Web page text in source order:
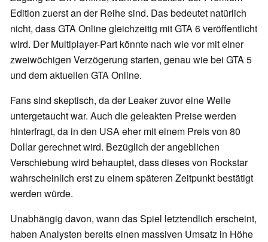
Edition zuerst an der Reihe sind. Das bedeutet natürlich
nicht, dass GTA Online gleichzeitig mit GTA 6 veröffentlicht
wird. Der Multiplayer-Part könnte nach wie vor mit einer
zweiwöchigen Verzögerung starten, genau wie bei GTA 5
und dem aktuellen GTA Online.
Fans sind skeptisch, da der Leaker zuvor eine Weile
untergetaucht war. Auch die geleakten Preise werden
hinterfragt, da in den USA eher mit einem Preis von 80
Dollar gerechnet wird. Bezüglich der angeblichen
Verschiebung wird behauptet, dass dieses von Rockstar
wahrscheinlich erst zu einem späteren Zeitpunkt bestätigt
werden würde.
Unabhängig davon, wann das Spiel letztendlich erscheint,
haben Analysten bereits einen massiven Umsatz in Höhe